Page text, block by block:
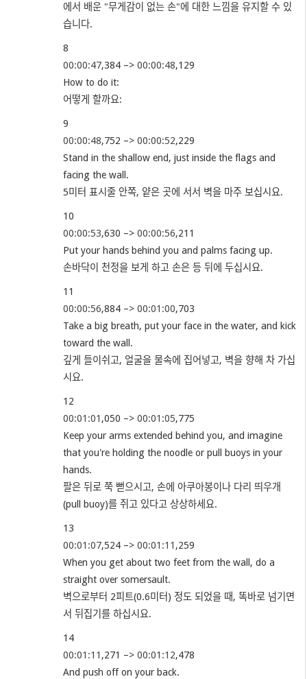
에서 배운 "무게감이 없는 손"에 대한 느낌을 유지할 수 있
습니다.
8
00:00:47,384 –>00:00:48,129
How to do it:
어떻게 할까요:
9
00:00:48,752 –>00:00:52,229
Stand in the shallow end, just inside the flags and
facing the wall.
5미터 표시줄 안쪽, 얕은 곳에 서서 벽을 마주 보십시요.
10
00:00:53,630 –>00:00:56,211
Put your hands behind you and palms facing up.
손바닥이 천정을 보게 하고 손은 등 뒤에 두십시요.
11
00:00:56,884 –>00:01:00,703
Take a big breath, put your face in the water, and kick
toward the wall.
깊게 들이쉬고, 얼굴을 물속에 집어넣고, 벽을 향해 차 가십
시요.
12
00:01:01 ,050 –>00:01:05,775
Keep your arms extended behind you, and imagine
that you're holding the noodle or pull buoys in your
hands.
팔은 뒤로 쭉 뻗으시고, 손에 아쿠아봉이나 다리 띄우개
(pull buoy)를 쥐고 있다고 상상하세요.
13
00:01:07,524 –>00:01:11 ,259
When you get about two feet from the wall, do a
straight over somersault.
벽으로부터 2피트(0.6미터) 정도 되었을 때, 똑바로 넘기면
서 뒤집기를 하십시요.
14
00:01:11 ,271 –>00:01:12,478
And push off on your back.